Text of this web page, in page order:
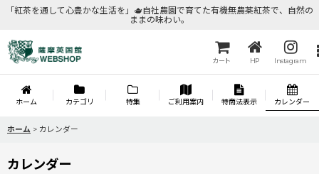
「紅茶を通して心豊かな生活を」🫖自社農園で育てた有機無農薬紅茶で、自然の
ままの味わい。
カート HP Instagram
ホーム カテゴリ 特集 ご利用案内 特商法表示 カレンダー
ホーム > カレンダー
カレンダー